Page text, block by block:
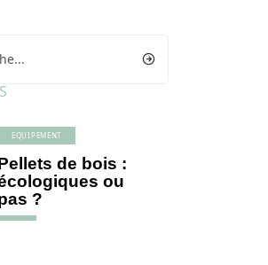
EQUIPEMENT
de bois :
ou
?